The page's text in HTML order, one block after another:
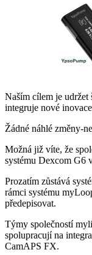
Naším cílem je udržet
integruje nové
Žádné náhlé změny-
Možná již víte, že
systému Dexcom G6
Prozatím zůstává
rámci systému
předepisovat.
Týmy společností
spolupracují na
CamAPS FX.